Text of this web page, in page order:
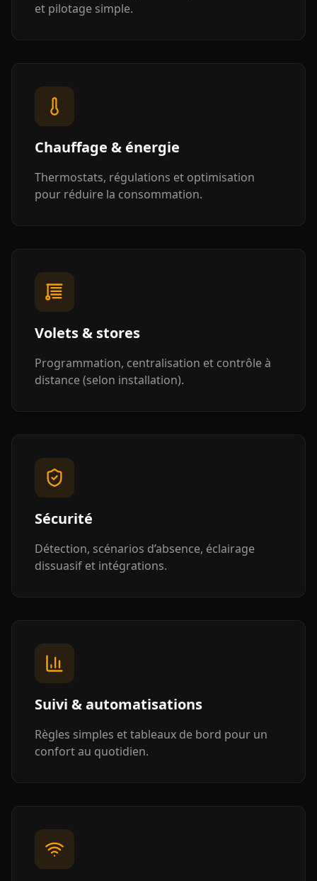
et pilotage simple.
Chauffage & énergie
Thermostats, régulations et optimisation
pour réduire la consommation.
Volets & stores
Programmation, centralisation et contrôle à
distance (selon installation).
Sécurité
Détection, scénarios d’absence, éclairage
dissuasif et intégrations.
Suivi & automatisations
Règles simples et tableaux de bord pour un
confort au quotidien.